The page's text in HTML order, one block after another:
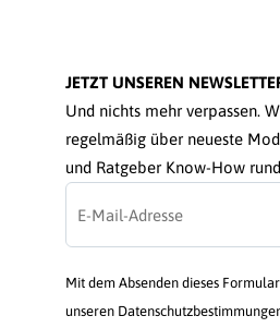
JETZT UNSEREN
Und nichts mehr verpassen.
regelmäßig über neueste
und Ratgeber Know-How
Mit dem Absenden dieses
unseren